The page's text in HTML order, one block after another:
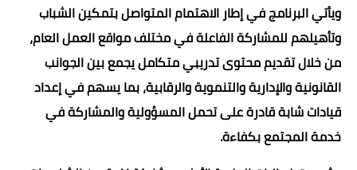
ويأتي البرنامج في إطار الاهتمام المتواصل بتمكين الشباب
وتأهيلهم للمشاركة الفاعلة في مختلف مواقع العمل العام،
من خلال تقديم محتوى تدريبي متكامل يجمع بين الجوانب
القانونية والإدارية والتنموية والرقابية، بما يسهم في إعداد
قيادات شابة قادرة على تحمل المسؤولية والمشاركة في
خدمة المجتمع بكفاءة.